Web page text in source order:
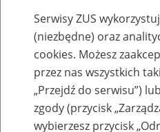
Szkolenia
Serwisy ZUS
(niezbędne) oraz
cookies. Możesz
przez nas wszystkich
„Przejdź do serwisu”)
zgody (przycisk
wybierzesz przycisk